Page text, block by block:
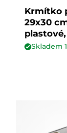
Krmítko
29x30
plastové,
Skladem1